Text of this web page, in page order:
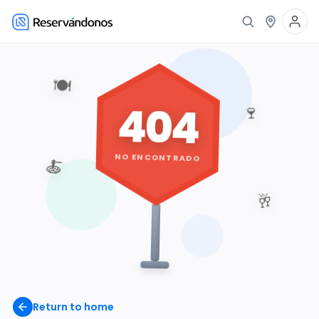
Return to home
🍽️
🍷
🥂
🍝
404
NO ENCONTRADO